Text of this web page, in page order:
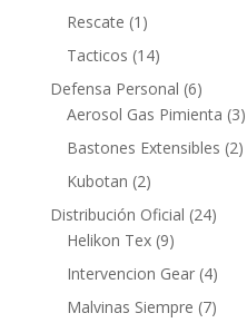
Rescate (1)
Tacticos (14)
Defensa Personal (6)
Aerosol Gas Pimienta (3)
Bastones Extensibles (2)
Kubotan (2)
Distribución Oficial (24)
Helikon Tex (9)
Intervencion Gear (4)
Malvinas Siempre (7)